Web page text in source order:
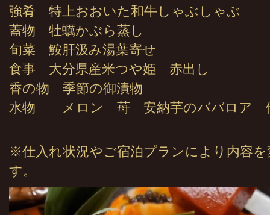
強肴 特上おおいた和牛しゃぶしゃぶ
蓋物 牡蠣かぶら蒸し
旬菜 鮟肝汲み湯葉寄せ
食事 大分県産米つや姫 赤出し
香の物 季節の御漬物
水物 メロン 苺 安納芋のババロア
※仕入れ状況やご宿泊プランにより内容
す。